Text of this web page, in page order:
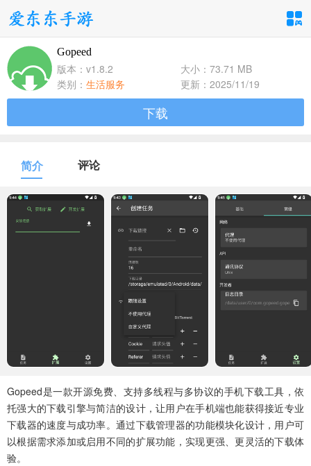
手游分类
卡牌回合
1百+款手游
1百+款手游
体育竞速
冒险解谜
1百+款手游
模拟经营
儿童教育
1百+款手游
Gopeed
版本：v1.8.2
大小：73.71 MB
类别： 生活服务 更新：2025/11/19
下载
简介 评论
Gopeed是一款开源免费、支持多线程与多协议的手机下载工具，依
托强大的下载引擎与简洁的设计，让用户在手机端也能获得接近专业
下载器的速度与成功率。通过下载管理器的功能模块化设计，用户可
以根据需求添加或启用不同的扩展功能，实现更强、更灵活的下载体
验。